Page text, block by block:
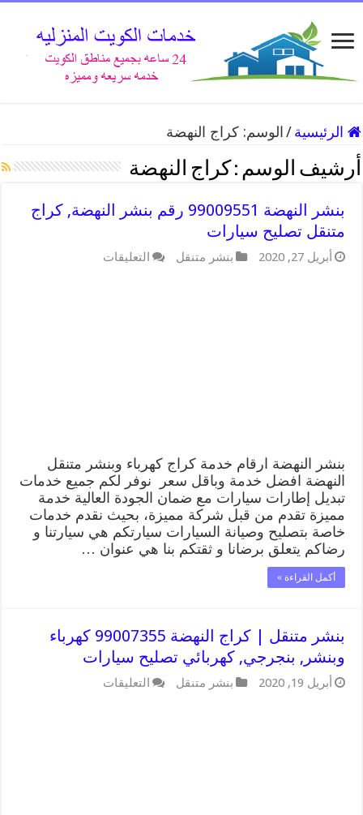
الرئيسية / الوسم:كراج النهضة
أرشيف الوسم : كراج النهضة
بنشر النهضة 99009551 رقم بنشر النهضة, كراج
متنقل تصليح سيارات
أبريل 27, 2020 بنشر متنقل التعليقات
بنشر النهضة ارقام خدمة كراج كهرباء وبنشر متنقل
النهضة افضل خدمة وباقل سعر نوفر لكم جميع خدمات
تبديل إطارات سيارات مع ضمان الجودة العالية خدمة
مميزة تقدم من قبل شركة مميزة، بحيث نقدم خدمات
خاصة بتصليح وصيانة السيارات سيارتكم هي سيارتنا و
رضاكم يتعلق برضانا و ثقتكم بنا هي عنوان …
أكمل القراءة »
بنشر متنقل | كراج النهضة 99007355 كهرباء
وبنشر, بنجرجي, كهربائي تصليح سيارات
أبريل 19, 2020 بنشر متنقل التعليقات